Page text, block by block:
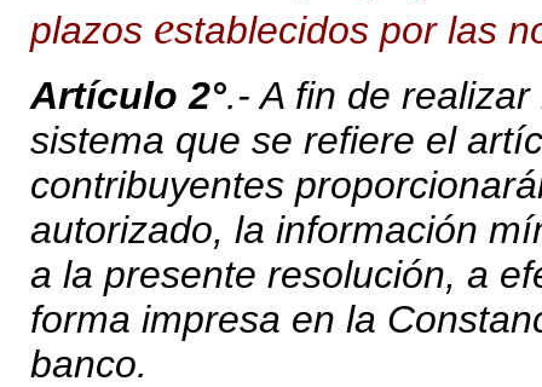
plazos establecidos por las
Artículo 2°.- A fin de
sistema que se refiere el
contribuyentes
autorizado, la información
a la presente resolución, a
forma impresa en la
banco.